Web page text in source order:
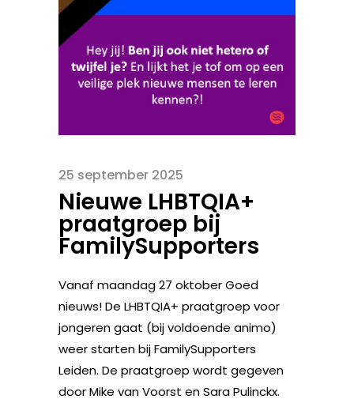
25 september 2025
Nieuwe LHBTQIA+
praatgroep bij
FamilySupporters
Vanaf maandag 27 oktober Goed
nieuws! De LHBTQIA+ praatgroep voor
jongeren gaat (bij voldoende animo)
weer starten bij FamilySupporters
Leiden. De praatgroep wordt gegeven
door Mike van Voorst en Sara Pulinckx.